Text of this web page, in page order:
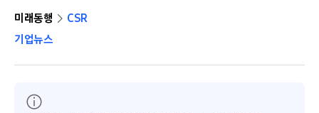
미래동행
CSR
기업뉴스